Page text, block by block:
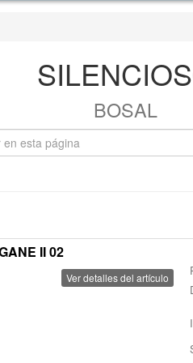
BOSAL
II 02
Ver detalles del artículo